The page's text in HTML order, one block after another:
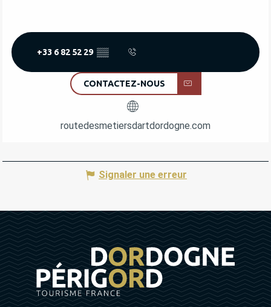
+33 6 82 52 29 ▒▒
CONTACTEZ-NOUS
routedesmetiersdartdordogne.com
Signaler une erreur